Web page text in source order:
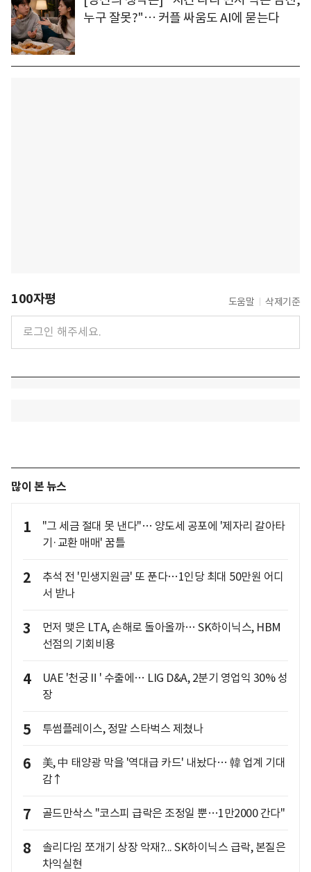
누구 잘못?"… 커플 싸움도 AI에 묻는다
100자평 도움말 삭제기준
많이 본 뉴스
1
"그 세금 절대 못 낸다"… 양도세 공포에 '제자리 갈아타
기·교환 매매' 꿈틀
2
추석 전 '민생지원금' 또 푼다…1인당 최대 50만원 어디
서 받나
3
먼저 맺은 LTA, 손해로 돌아올까… SK하이닉스, HBM
선점의 기회비용
4
UAE '천궁Ⅱ' 수출에… LIG D&A, 2분기 영업익 30% 성
장
5 투썸플레이스, 정말 스타벅스 제쳤나
6
美, 中 태양광 막을 '역대급 카드' 내놨다… 韓 업계 기대
감↑
7 골드만삭스 "코스피 급락은 조정일 뿐…1만2000 간다"
8
솔리다임 쪼개기 상장 악재?... SK하이닉스 급락, 본질은
차익실현